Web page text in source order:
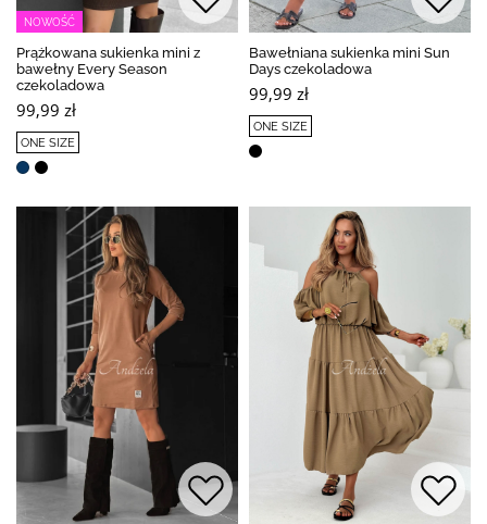
NOWOŚĆ
Prążkowana sukienka mini z
bawełny Every Season
czekoladowa
99,99 zł
ONE SIZE
Bawełniana sukienka mini Sun
Days czekoladowa
99,99 zł
ONE SIZE